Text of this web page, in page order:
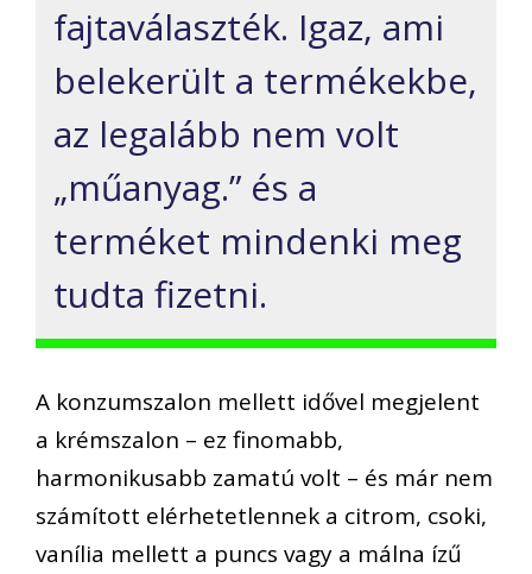
fajtaválaszték. Igaz, ami
belekerült a termékekbe,
az legalább nem volt
„műanyag.” és a
terméket mindenki meg
tudta fizetni.
A konzumszalon mellett idővel megjelent
a krémszalon – ez finomabb,
harmonikusabb zamatú volt – és már nem
számított elérhetetlennek a citrom, csoki,
vanília mellett a puncs vagy a málna ízű